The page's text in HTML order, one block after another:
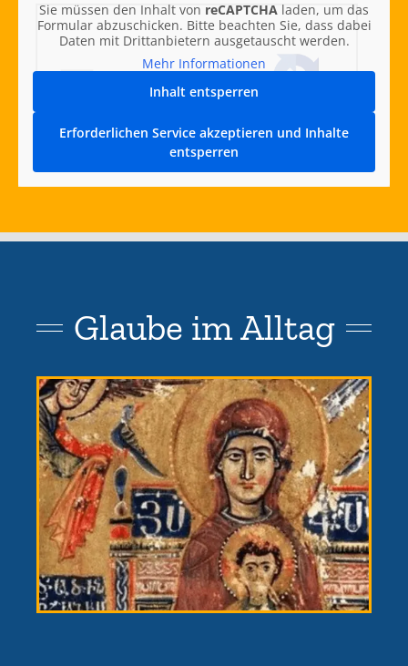
Sie müssen den Inhalt von reCAPTCHA laden, um das
Formular abzuschicken. Bitte beachten Sie, dass dabei
Daten mit Drittanbietern ausgetauscht werden.
Mehr Informationen
Inhalt entsperren
Erforderlichen Service akzeptieren und Inhalte
entsperren
Glaube im Alltag